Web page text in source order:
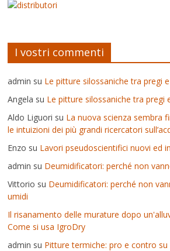
I vostri commenti
admin su Le pitture silossaniche tra pregi
Angela su Le pitture silossaniche tra pregi
Aldo Liguori su La nuova scienza sembra
le intuizioni dei più grandi ricercatori
Enzo su Lavori pseudoscientifici nuovi ed
admin su Deumidificatori: perché non
Vittorio su Deumidificatori: perché non
umidi
Il risanamento delle murature dopo
Come si usa IgroDry
admin su Pitture termiche: pro e contro